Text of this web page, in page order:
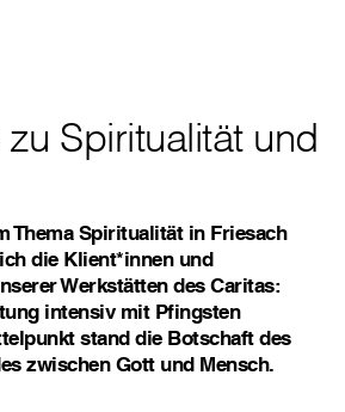
Spiritualität und
Thema Spiritualität in Friesach
die Klient*innen und
Werkstätten des Caritas:
intensiv mit Pfingsten
stand die Botschaft des
zwischen Gott und Mensch.